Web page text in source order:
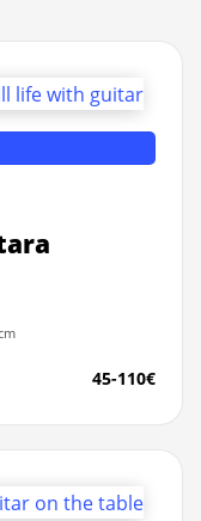
45-110€